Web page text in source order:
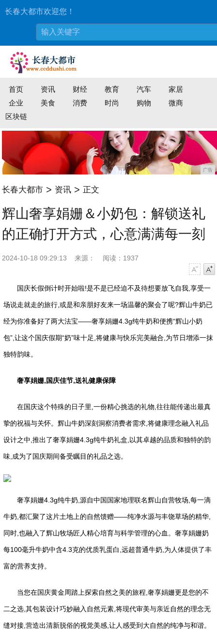
长春大都市欢迎您！
首页 资讯 财经 教育 汽车
家居
企业
美食 消费 时尚 购物
微商
区块链
广告
长春大都市 > 资讯 > 正文
辉山奢享娟姗＆小奶包：解锁送礼
的正确打开方式，心意满满每一刻
2024-10-18 09:29:13 来源：
阅读：1937
国庆长假倒计时开始啦!是不是已经迫不及待想要放飞自我,享受一
场说走就走的旅行,或是和亲朋好友来一场温馨的聚会了呢?辉山牛奶已
经为你准备好了两大法宝——奢享娟姗4.3g纯牛奶和便携“辉山小奶
包”,让这个国庆假期“奶”味十足,将健康与快乐完美融合,为节日增添一抹
独特韵味。
奢享娟姗,国庆佳节,送礼健康保障
在国庆这个特殊的日子里,一份精心挑选的礼物,往往能传递出最真
挚的祝福与关怀。辉山牛奶深刻洞察消费者需求,将健康理念融入礼品
设计之中,推出了奢享娟姗4.3g纯牛奶礼盒,以其卓越的品质和独特的韵
味,成为了国庆期间备受瞩目的礼品之选。
奢享娟姗4.3g纯牛奶,源自中国国家地理联名辉山自营牧场,每一滴
牛奶,都汇聚了这片土地上的自然馈赠——纯净水源与丰饶草场的精华,
同时,也融入了辉山牧场匠人精心培育与科学管理的心血。奢享娟姗奶
每100毫升牛奶中含4.3克的优质乳蛋白,远超普通牛奶,为人体提供了丰
富的营养支持。
当您在国庆黄金周踏上探索自然之美的旅程,奢享娟姗更是您的不
二之选,其包装设计巧妙融入自然元素,将现代审美与亲近自然的理念无
缝对接,营造出清新脱俗的视觉美感,让人感受到大自然的纯净与和谐。